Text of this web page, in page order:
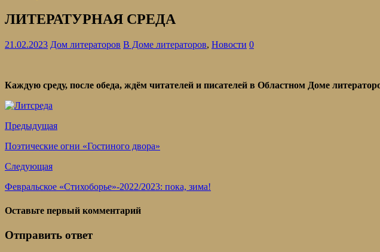
ЛИТЕРАТУРНАЯ СРЕДА
21.02.2023 Дом литераторов В Доме литераторов, Новости 0
Каждую среду, после обеда, ждём читателей и писателей в Областном Доме
Предыдущая
Поэтические огни «Гостиного двора»
Следующая
Февральское «Стихоборье»-2022/2023: пока, зима!
Оставьте первый комментарий
Отправить ответ